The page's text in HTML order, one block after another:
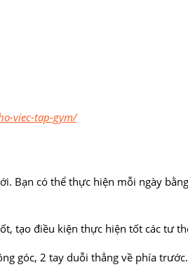
viec-tap-gym/
Bạn có thể thực hiện mỗi ngày
tạo điều kiện thực hiện tốt các tư
góc, 2 tay duỗi thẳng về phía